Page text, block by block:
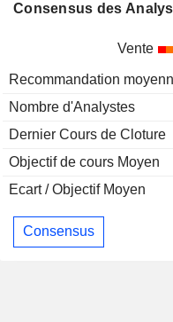
Consensus des
Vente
Recommandation
Nombre d'Analystes
Dernier Cours de Cloture
Objectif de cours Moyen
Ecart / Objectif Moyen
Consensus